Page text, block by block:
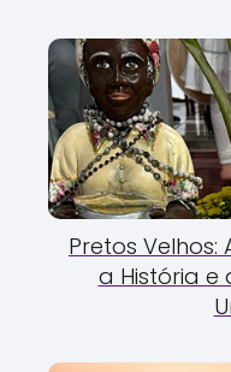
Pretos
a História e